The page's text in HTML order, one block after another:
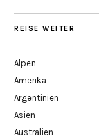
REISE WEITER
Alpen
Amerika
Argentinien
Asien
Australien